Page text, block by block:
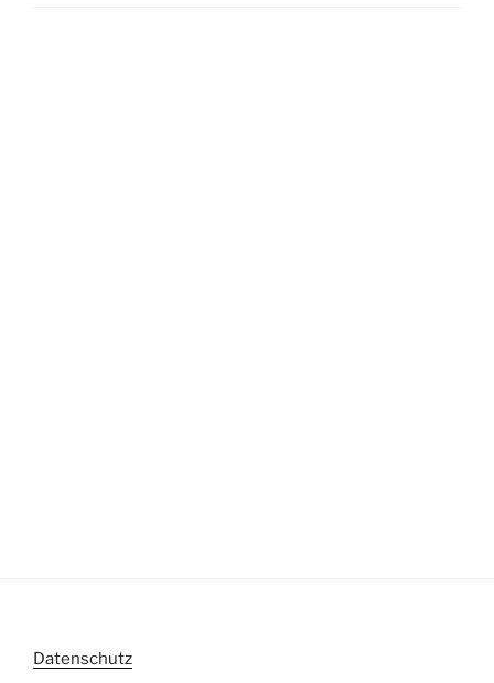
Datenschutz